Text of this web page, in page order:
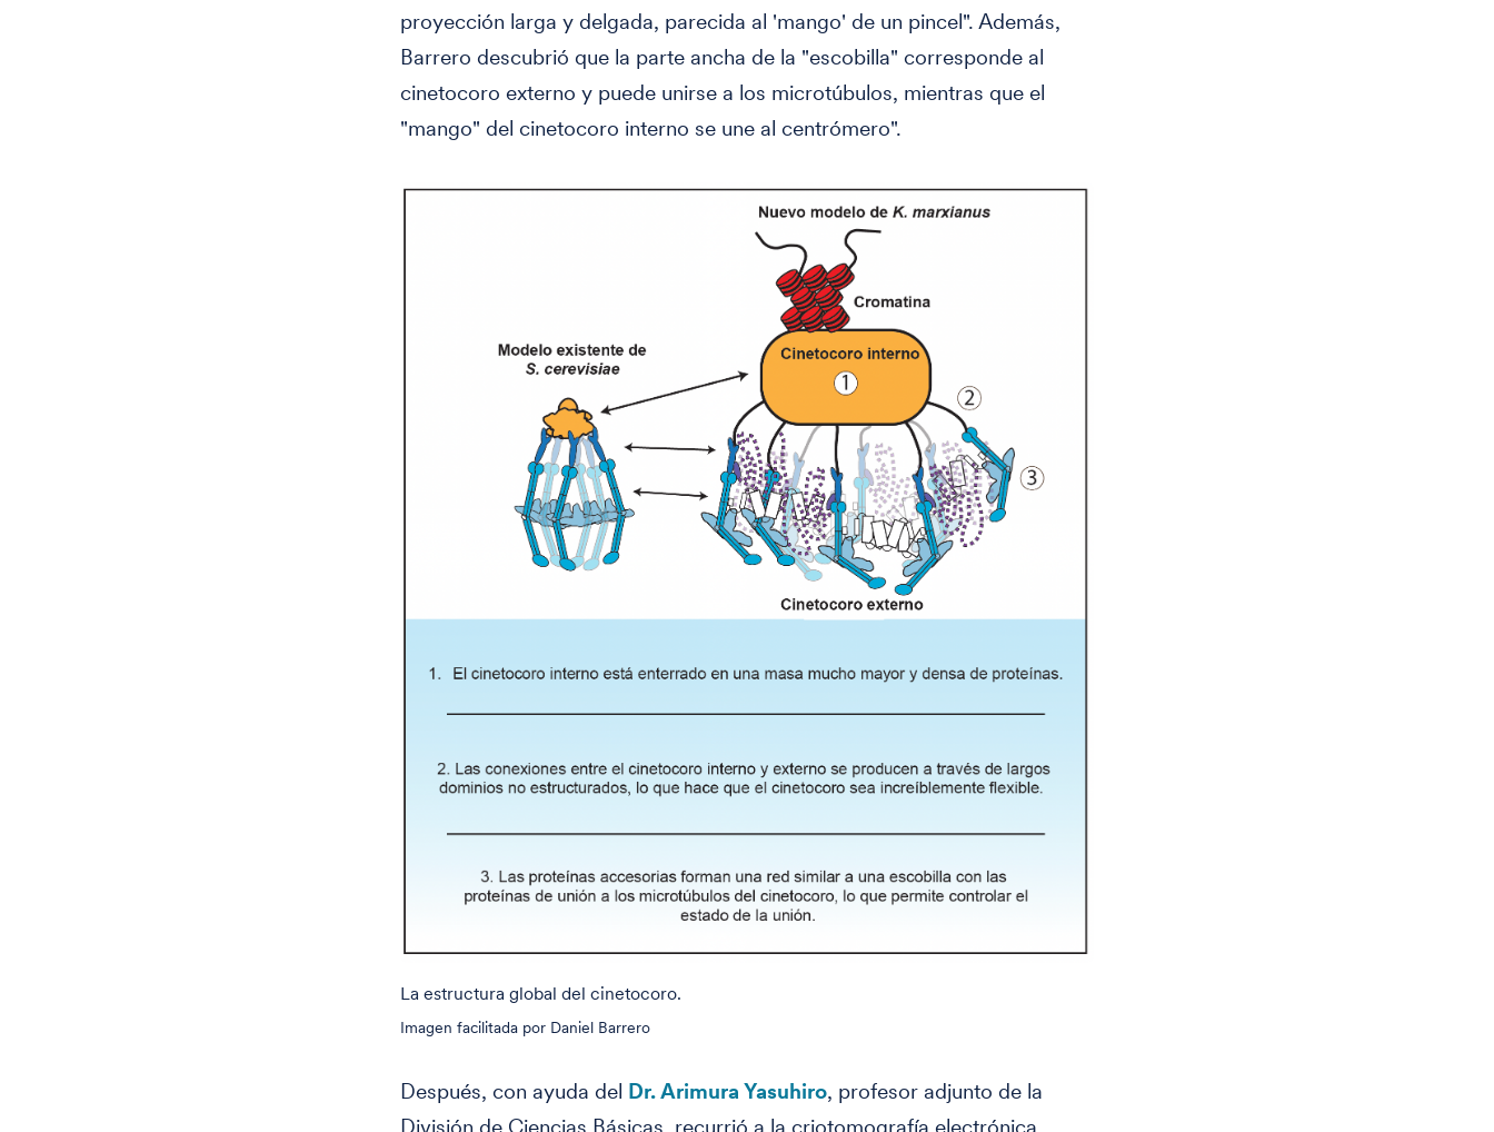
proyección larga y delgada, parecida al 'mango' de un pincel". Además,
Barrero descubrió que la parte ancha de la "escobilla" corresponde al
cinetocoro externo y puede unirse a los microtúbulos, mientras que el
"mango" del cinetocoro interno se une al centrómero".
La estructura global del cinetocoro.
Imagen facilitada por Daniel Barrero
Después, con ayuda del Dr. Arimura Yasuhiro, profesor adjunto de la